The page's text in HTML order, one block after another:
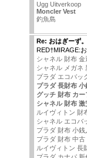
Ugg Uitverkoop
Moncler Vest
釣魚島
Re: おはぎーず。
RED†MIRAGE:
シャネル 財布 金
シャネル メガネ
プラダ エコバッ
プラダ 長財布
グッチ 財布 カー
シャネル 財布 激
ルイヴィトン 財
シャネル エコバ
プラダ 財布 小銭
プラダ 財布 中古
ルイヴィトン 長